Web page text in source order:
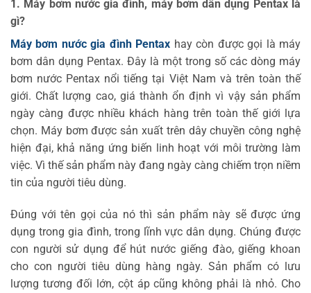
1. Máy bơm nước gia đình, máy bơm dân dụng Pentax là
gì?
Máy bơm nước gia đình Pentax hay còn được gọi là máy
bơm dân dụng Pentax. Đây là một trong số các dòng máy
bơm nước Pentax nổi tiếng tại Việt Nam và trên toàn thế
giới. Chất lượng cao, giá thành ổn định vì vậy sản phẩm
ngày càng được nhiều khách hàng trên toàn thế giới lựa
chọn. Máy bơm được sản xuất trên dây chuyền công nghệ
hiện đại, khả năng ứng biến linh hoạt với môi trường làm
việc. Vì thế sản phẩm này đang ngày càng chiếm trọn niềm
tin của người tiêu dùng.
Đúng với tên gọi của nó thì sản phẩm này sẽ được ứng
dụng trong gia đình, trong lĩnh vực dân dụng. Chúng được
con người sử dụng để hút nước giếng đào, giếng khoan
cho con người tiêu dùng hàng ngày. Sản phẩm có lưu
lượng tương đối lớn, cột áp cũng không phải là nhỏ. Cho